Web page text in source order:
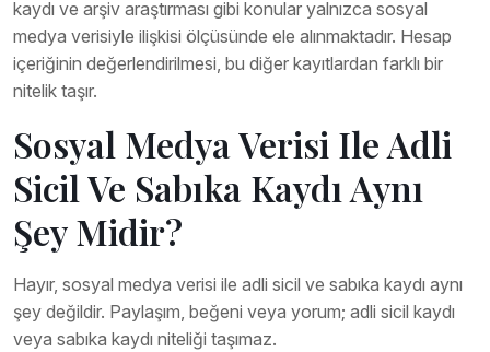
kaydı ve arşiv araştırması gibi konular yalnızca sosyal
medya verisiyle ilişkisi ölçüsünde ele alınmaktadır. Hesap
içeriğinin değerlendirilmesi, bu diğer kayıtlardan farklı bir
nitelik taşır.
Sosyal Medya Verisi Ile Adli
Sicil Ve Sabıka Kaydı Aynı
Şey Midir?
Hayır, sosyal medya verisi ile adli sicil ve sabıka kaydı aynı
şey değildir. Paylaşım, beğeni veya yorum; adli sicil kaydı
veya sabıka kaydı niteliği taşımaz.